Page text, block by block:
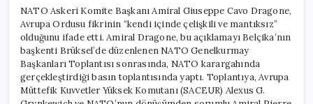
“Avrupa
Ordusu
Kurulması
İmkansız”
için
NATO Askeri Komite Başkanı Amiral Giuseppe Cavo Dragone,
Avrupa Ordusu fikrinin “kendi içinde çelişkili ve mantıksız”
olduğunu ifade etti. Amiral Dragone, bu açıklamayı Belçika’nın
başkenti Brüksel’de düzenlenen NATO Genelkurmay
Başkanları Toplantısı sonrasında, NATO karargahında
gerçekleştirdiği basın toplantısında yaptı. Toplantıya, Avrupa
Müttefik Kuvvetler Yüksek Komutanı (SACEUR) Alexus G.